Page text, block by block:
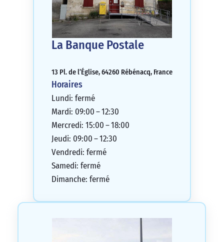
La Banque Postale
13 Pl. de l’Église, 64260 Rébénacq, France
Horaires
Lundi: fermé
Mardi: 09:00 – 12:30
Mercredi: 15:00 – 18:00
Jeudi: 09:00 – 12:30
Vendredi: fermé
Samedi: fermé
Dimanche: fermé